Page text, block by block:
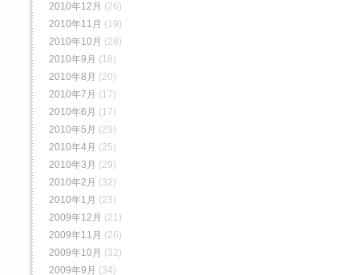
2010年12月 (26)
2010年11月 (19)
2010年10月 (28)
2010年9月 (18)
2010年8月 (20)
2010年7月 (17)
2010年6月 (17)
2010年5月 (29)
2010年4月 (25)
2010年3月 (29)
2010年2月 (32)
2010年1月 (23)
2009年12月 (21)
2009年11月 (26)
2009年10月 (32)
2009年9月 (34)